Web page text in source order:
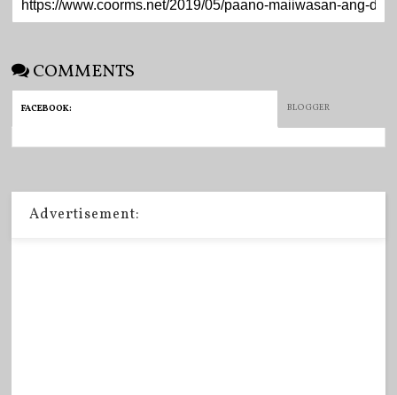
COMMENTS
FACEBOOK: BLOGGER
Advertisement: